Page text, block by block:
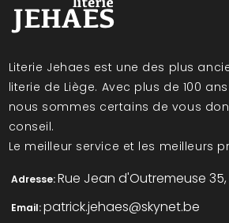
Literie Jehaes est une des plus
literie de Liège. Avec plus de 100
nous sommes certains de vous
conseil.
Le meilleur service et les meilleurs
Adresse: Rue Jean d'Outremeuse
Email: patrick.jehaes@skynet.be